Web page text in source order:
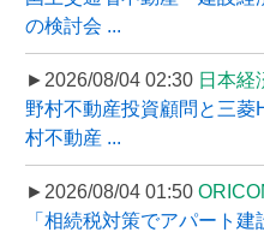
の検討会 ...
►2026/08/04 02:30 日本経
野村不動産投資顧問と三
村不動産 ...
►2026/08/04 01:50
「相続税対策でアパート